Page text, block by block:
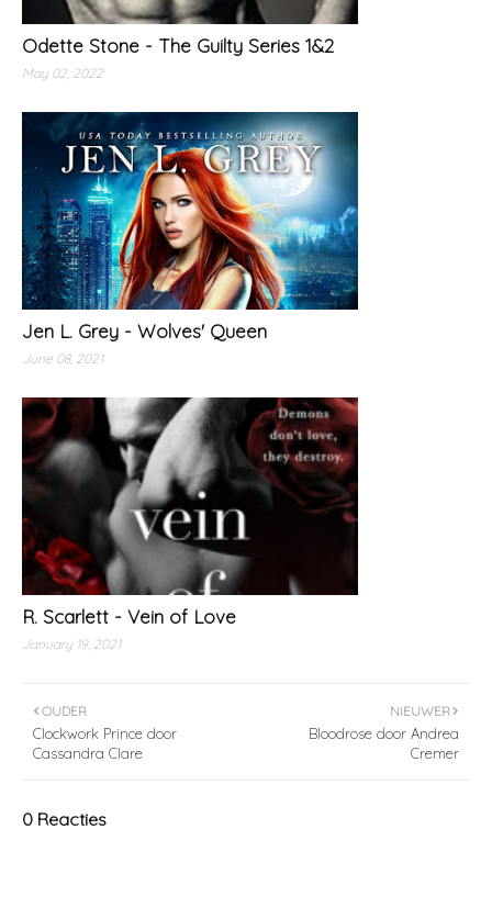
Odette Stone - The Guilty Series 1&2
May 02, 2022
Jen L. Grey - Wolves' Queen
June 08, 2021
R. Scarlett - Vein of Love
January 19, 2021
NIEUWER
Bloodrose door Andrea
Cremer
OUDER
Clockwork Prince door
Cassandra Clare
0 Reacties